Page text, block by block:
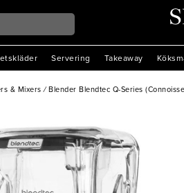
Servering Takeaway
& Mixers / Blender Blendtec Q-Series